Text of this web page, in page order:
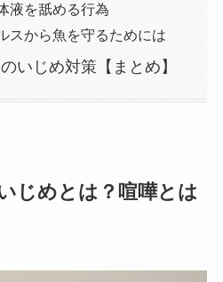
液を舐める行為
スから魚を守るためには
いじめ対策【まとめ】
じめとは？喧嘩とは